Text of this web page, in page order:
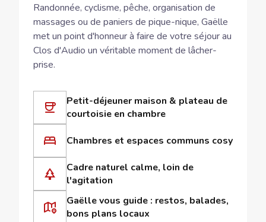
Randonnée, cyclisme, pêche, organisation de
massages ou de paniers de pique-nique, Gaëlle
met un point d'honneur à faire de votre séjour au
Clos d'Audio un véritable moment de lâcher-
prise.
Petit-déjeuner maison & plateau de
courtoisie en chambre
Chambres et espaces communs cosy
Cadre naturel calme, loin de
l'agitation
Gaëlle vous guide : restos, balades,
bons plans locaux